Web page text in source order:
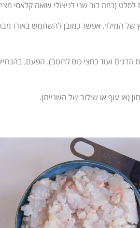
(כמה דור שני לניצולי שואה קלאסי
של המילוי. אפשר כמובן להשתמש באורז
עשבי תיבול ואותה נפצל לתערובת הדגים ולרוטב (1 כף גדושה לתערובת הדגים ועוד כחצי
(או עוף או שילוב של השניים).